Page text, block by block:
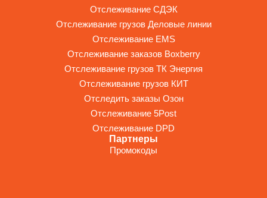
Отслеживание СДЭК
Отслеживание грузов Деловые линии
Отслеживание EMS
Отслеживание заказов Boxberry
Отслеживание грузов ТК Энергия
Отслеживание грузов КИТ
Отследить заказы Озон
Отслеживание 5Post
Отслеживание DPD
Партнеры
Промокоды